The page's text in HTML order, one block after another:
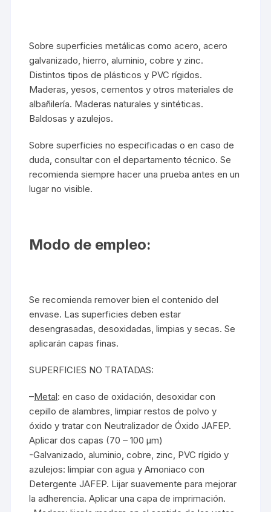
Sobre superficies metálicas como acero, acero
galvanizado, hierro, aluminio, cobre y zinc.
Distintos tipos de plásticos y PVC rígidos.
Maderas, yesos, cementos y otros materiales de
albañilería. Maderas naturales y sintéticas.
Baldosas y azulejos.
Sobre superficies no especificadas o en caso de
duda, consultar con el departamento técnico. Se
recomienda siempre hacer una prueba antes en un
lugar no visible.
Modo de empleo:
Se recomienda remover bien el contenido del
envase. Las superficies deben estar
desengrasadas, desoxidadas, limpias y secas. Se
aplicarán capas finas.
SUPERFICIES NO TRATADAS:
–Metal: en caso de oxidación, desoxidar con
cepillo de alambres, limpiar restos de polvo y
óxido y tratar con Neutralizador de ÓxidoJAFEP.
Aplicar dos capas (70 – 100 µm)
-Galvanizado, aluminio, cobre, zinc, PVC rígido y
azulejos: limpiar con agua y Amoniaco con
Detergente JAFEP. Lijar suavemente para mejorar
la adherencia. Aplicar una capa de imprimación.